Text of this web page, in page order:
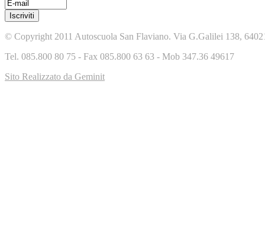
© Copyright 2011 Autoscuola San Flaviano. Via G.Galilei 138,
Tel. 085.800 80 75 - Fax 085.800 63 63 - Mob 347.36 49617
Sito Realizzato da Geminit